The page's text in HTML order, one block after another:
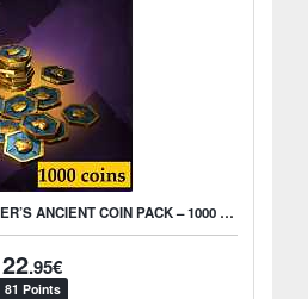
SEA OF THIEVES SEAFARER’S ANCIENT COIN PACK – 1000 COINS
22.95€
81 Points